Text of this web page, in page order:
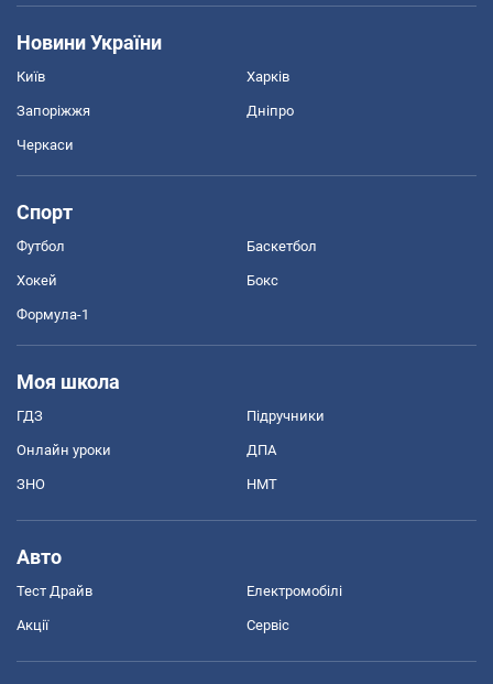
Новини України
Київ Харків
Запоріжжя Дніпро
Черкаси
Спорт
Футбол Баскетбол
Хокей Бокс
Формула-1
Моя школа
ГДЗ Підручники
Онлайн уроки ДПА
ЗНО НМТ
Авто
Тест Драйв Електромобілі
Акції Сервіс